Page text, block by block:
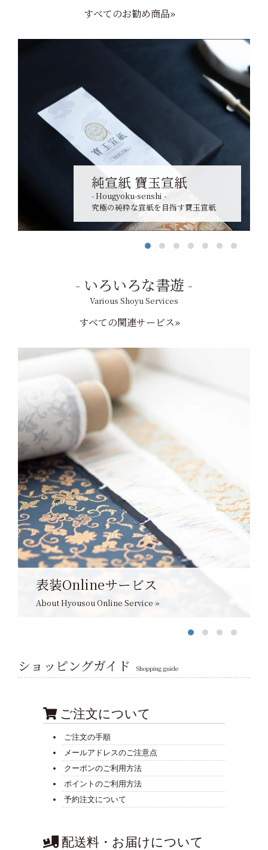
すべてのお勧め商品»
純宣紙 寶玉宣紙
- Hougyoku-senshi -
究極の純粋な宣紙を目指す寶玉宣紙
いろいろな書遊
Various Shoyu Services
すべての関連サービス»
表装Onlineサービス
About Hyousou Online Service »
ショッピングガイド Shopping guide
ご注文について
ご注文の手順
メールアドレスのご注意点
クーポンのご利用方法
ポイントのご利用方法
予約注文について
配送料・お届けについて